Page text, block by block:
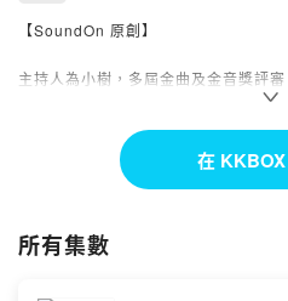
【SoundOn 原創】
主持人為小樹，多屆金曲及金音獎評
(大塊出版)。音樂文字作品集【關電
版。現為The Big Issue樂評、
透過不同感官相關的職人故事，撫慰
✉️ 通告、宣傳、專訪合作等事宜 ➠
📱免費下載【SoundOn 聲浪】APP，
在
所有集數